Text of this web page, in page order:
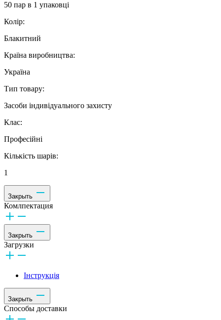
50 пар в 1 упаковці
Колір:
Блакитний
Країна виробництва:
Україна
Тип товару:
Засоби індивідуального захисту
Клас:
Професійні
Кількість шарів:
1
Закрыть
Комлпектация
Закрыть
Загрузки
Інструкція
Закрыть
Способы доставки